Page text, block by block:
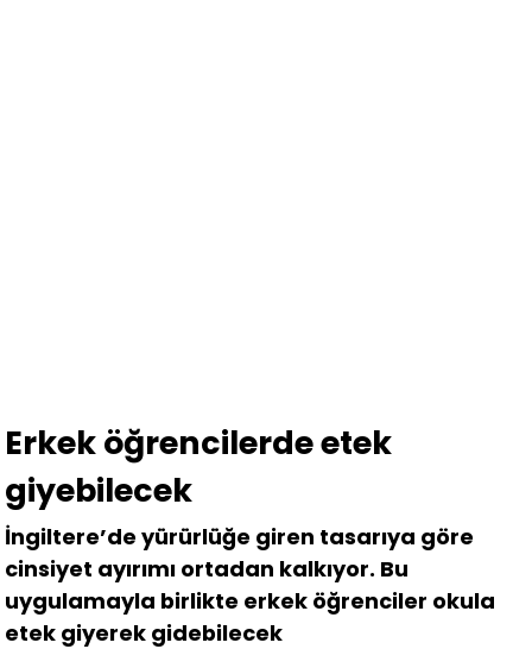
Erkek öğrencilerde etek
giyebilecek
İngiltere’de yürürlüğe giren tasarıya göre
cinsiyet ayırımı ortadan kalkıyor. Bu
uygulamayla birlikte erkek öğrenciler okula
etek giyerek gidebilecek